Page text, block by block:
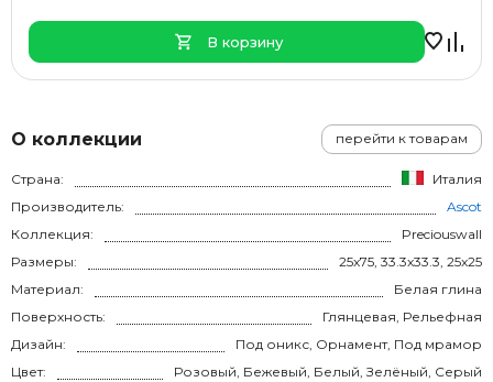
О коллекции перейти к товарам
Страна:
Италия
Производитель:
Ascot
Коллекция:
Preciouswall
Размеры:
25x75, 33.3x33.3, 25x25
Материал:
Белая глина
Поверхность:
Глянцевая, Рельефная
Дизайн:
Под оникс, Орнамент, Под мрамор
Цвет:
Розовый, Бежевый, Белый, Зелёный, Серый
В корзину